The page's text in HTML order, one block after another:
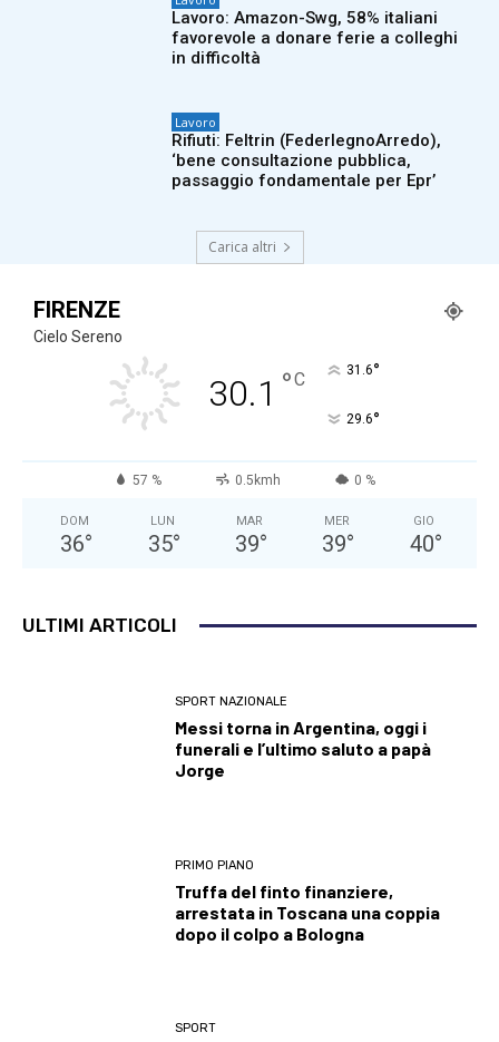
Lavoro: Amazon-Swg, 58% italiani
favorevole a donare ferie a colleghi
in difficoltà
Lavoro
Rifiuti: Feltrin (FederlegnoArredo),
‘bene consultazione pubblica,
passaggio fondamentale per Epr’
Carica altri
FIRENZE
Cielo Sereno
30.1 °C 31.6°
29.6°
57 % 0.5kmh 0 %
DOM
36°
LUN
35°
MAR
39°
MER
39°
GIO
40°
ULTIMI ARTICOLI
SPORT NAZIONALE
Messi torna in Argentina, oggi i
funerali e l’ultimo saluto a papà
Jorge
PRIMO PIANO
Truffa del finto finanziere,
arrestata in Toscana una coppia
dopo il colpo a Bologna
SPORT